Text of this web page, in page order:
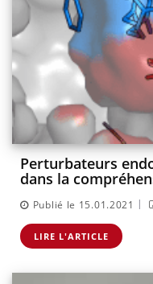
Perturbateurs
dans la
Publié le 15.01.2021 |
LIRE L'ARTICLE